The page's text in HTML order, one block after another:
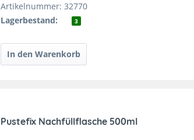
Artikelnummer: 32770
Lagerbestand:
3
Pustefix Nachfüllflasche 500ml